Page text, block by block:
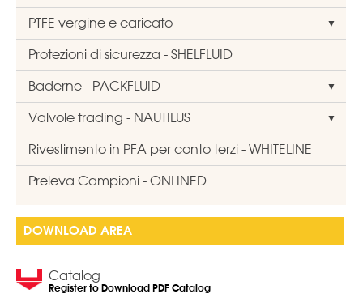
PTFE vergine e caricato
Protezioni di sicurezza - SHELFLUID
Baderne - PACKFLUID
Valvole trading - NAUTILUS
Rivestimento in PFA per conto terzi - WHITELINE
Preleva Campioni - ONLINED
DOWNLOAD AREA
Catalog
Register to Download PDF Catalog